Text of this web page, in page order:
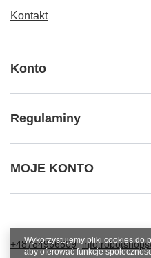
Kontakt
Konto
Regulaminy
MOJE KONTO
+48784966809
Wykorzystujemy pliki cookies do
aby oferować funkcje